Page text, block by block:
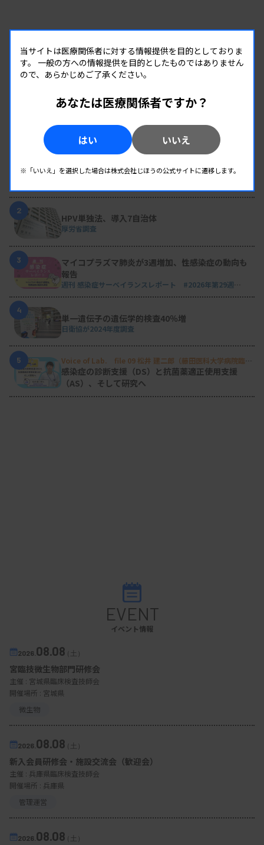
く検討に入ると明らかにした。昨年8月にまとまっ
た未来構想検討WGの報告書を基に「5〜10年先の
日臨技の在り方を踏まえて策定していく」と述べ
RANKING
人気の記事
生理検査のパニック値、報告体制を再構築 “伝え
2
HPV単独法、導入7自治体
厚労省調査
3
マイコプラズマ肺炎が3週増加、性感染症の動向も
報告
週刊 感染症サーベイランスレポート #2026年第29週
4
単一遺伝子の遺伝学的検査40％増
日衛協が2024年度調査
5
Voice of Lab. file 09 松井 建二郎（藤田医科大学病院臨床
検査部微生物遺伝子検査室）
感染症の診断支援（DS）と抗菌薬適正使用支援
（AS）、そして研究へ
EVENT
イベント情報
2026. 08.08（土）
宮臨技微生物部門研修会
主催 : 宮城県臨床検査技師会
開催場所 : 宮城県
微生物
2026. 08.08（土）
新入会員研修会・施設交流会（歓迎会）
主催 : 兵庫県臨床検査技師会
開催場所 : 兵庫県
管理運営
2026. 08.08（土）
当サイトは医療関係者に対する情報提供を目的としておりま
す。 一般の方への情報提供を目的としたものではありません
ので、あらかじめご了承ください。
あなたは医療関係者ですか？
はい いいえ
※「いいえ」を選択した場合は株式会社じほうの公式サイトに遷移します。